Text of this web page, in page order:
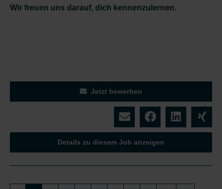
Wir freuen uns darauf, dich kennenzulernen.
Jetzt bewerben
Details zu diesem Job anzeigen